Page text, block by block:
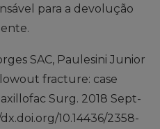
para a devolução
SAC, Paulesini Junior
fracture: case
Surg. 2018 Sept-
10.14436/2358-